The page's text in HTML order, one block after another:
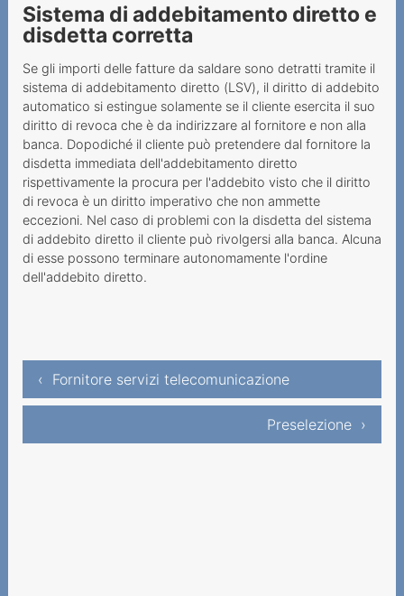
Sistema di addebitamento diretto e
disdetta corretta
Se gli importi delle fatture da saldare sono detratti tramite il
sistema di addebitamento diretto (LSV), il diritto di addebito
automatico si estingue solamente se il cliente esercita il suo
diritto di revoca che è da indirizzare al fornitore e non alla
banca. Dopodiché il cliente può pretendere dal fornitore la
disdetta immediata dell'addebitamento diretto
rispettivamente la procura per l'addebito visto che il diritto
di revoca è un diritto imperativo che non ammette
eccezioni. Nel caso di problemi con la disdetta del sistema
di addebito diretto il cliente può rivolgersi alla banca. Alcuna
di esse possono terminare autonomamente l'ordine
dell'addebito diretto.
‹ Fornitore servizi telecomunicazione
Preselezione ›